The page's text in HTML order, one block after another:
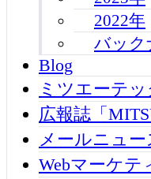
2022年
バック
Blog
ミツエーテ
広報誌「
メールニュー
Webマーケテ